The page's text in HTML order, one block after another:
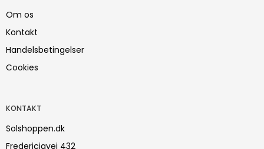
Om os
Kontakt
Handelsbetingelser
Cookies
KONTAKT
Solshoppen.dk
Fredericiavej 432